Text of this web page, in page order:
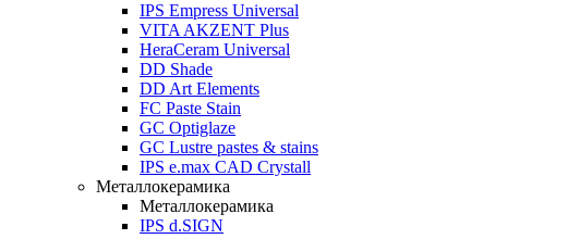
IPS Empress Universal
VITA AKZENT Plus
HeraCeram Universal
DD Shade
DD Art Elements
FC Paste Stain
GC Optiglaze
GC Lustre pastes & stains
IPS e.max CAD Crystall
Металлокерамика
Металлокерамика
IPS d.SIGN